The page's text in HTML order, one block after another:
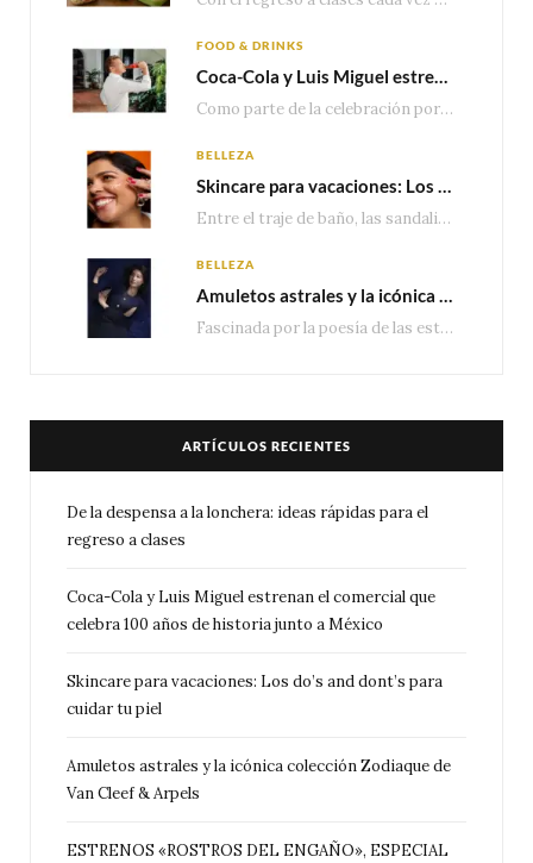
FOOD & DRINKS
Coca-Cola y Luis Miguel estrenan el comercial que celebra 100 años de historia junto a México
Como parte de la celebración por sus primeros 100 años enMéxico, Coca-Cola presenta hoy el…
BELLEZA
Skincare para vacaciones: Los do’s and dont’s para cuidar tu piel
Entre el traje de baño, las sandalias, los lentes de sol y los looks que…
BELLEZA
Amuletos astrales y la icónica colección Zodiaque de Van Cleef & Arpels
Fascinada por la poesía de las estrellas, la Maison Van Cleef & Arpels celebra la llegada de las…
ARTÍCULOS RECIENTES
De la despensa a la lonchera: ideas rápidas para el
regreso a clases
Coca-Cola y Luis Miguel estrenan el comercial que
celebra 100 años de historia junto a México
Skincare para vacaciones: Los do’s and dont’s para
cuidar tu piel
Amuletos astrales y la icónica colección Zodiaque de
Van Cleef & Arpels
ESTRENOS «ROSTROS DEL ENGAÑO», ESPECIAL